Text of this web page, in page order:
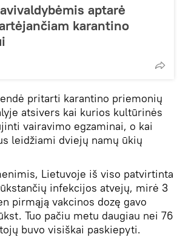
aptarė
karantino
pritarti karantino priemonių
atsivers kai kurios kultūrinės
vairavimo egzaminai, o kai
leidžiami dviejų namų ūkių
Lietuvoje iš viso patvirtinta
infekcijos atvejų, mirė 3
pirmąją vakcinos dozę gavo
Tuo pačiu metu daugiau nei 76
buvo visiškai paskiepyti.